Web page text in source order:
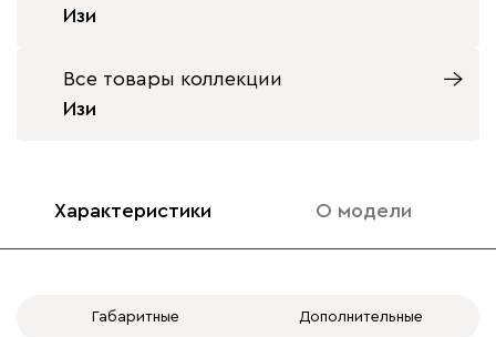
Изи
Все товары коллекции
Изи
Характеристики О модели
Габаритные Дополнительные